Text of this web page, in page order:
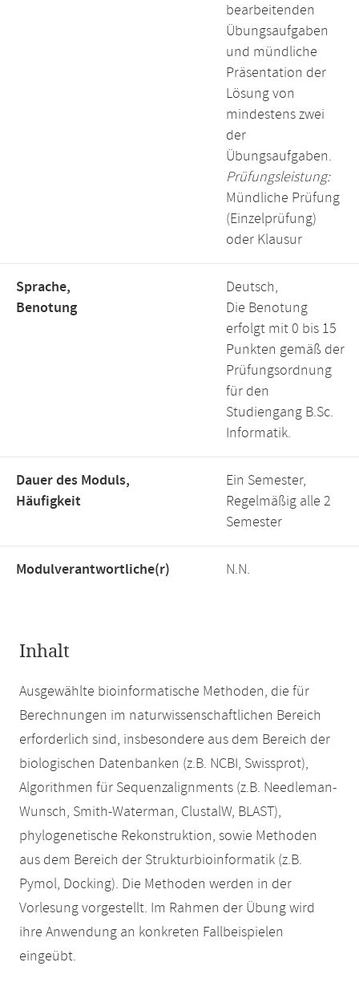
bearbeitenden
Übungsaufgaben
und mündliche
Präsentation der
Lösung von
mindestens zwei
der
Übungsaufgaben.
Prüfungsleistung:
Mündliche Prüfung
(Einzelprüfung)
oder Klausur
Sprache,
Benotung
Deutsch,
Die Benotung
erfolgt mit 0 bis 15
Punkten gemäß der
Prüfungsordnung
für den
Studiengang B.Sc.
Informatik.
Dauer des Moduls,
Häufigkeit
Ein Semester,
Regelmäßig alle 2
Semester
Modulverantwortliche(r) N.N.
Inhalt
Ausgewählte bioinformatische Methoden, die für
Berechnungen im naturwissenschaftlichen Bereich
erforderlich sind, insbesondere aus dem Bereich der
biologischen Datenbanken (z.B. NCBI, Swissprot),
Algorithmen für Sequenzalignments (z.B. Needleman-
Wunsch, Smith-Waterman, ClustalW, BLAST),
phylogenetische Rekonstruktion, sowie Methoden
aus dem Bereich der Strukturbioinformatik (z.B.
Pymol, Docking). Die Methoden werden in der
Vorlesung vorgestellt. Im Rahmen der Übung wird
ihre Anwendung an konkreten Fallbeispielen
eingeübt.